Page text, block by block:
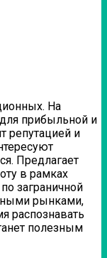
На
прибыльной и
репутацией и
Предлагает
в рамках
заграничной
рынками,
распознавать
полезным